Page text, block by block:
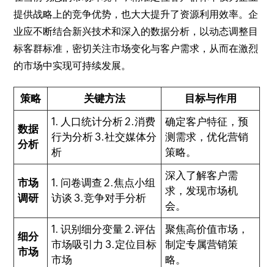
提供战略上的竞争优势，也大大提升了资源利用效率。企
业应不断结合新兴技术和深入的数据分析，以动态调整目
标客群标准，密切关注市场变化与客户需求，从而在激烈
的市场中实现可持续发展。
策略 关键方法 目标与作用
数据
分析
1. 人口统计分析 2.消费
行为分析 3.社交媒体分
析
确定客户特征，预
测需求，优化营销
策略。
市场
调研
1. 问卷调查 2.焦点小组
访谈 3.竞争对手分析
深入了解客户需
求，发现市场机
会。
细分
市场
1. 识别细分变量 2.评估
市场吸引力 3.定位目标
市场
聚焦高价值市场，
制定专属营销策
略。